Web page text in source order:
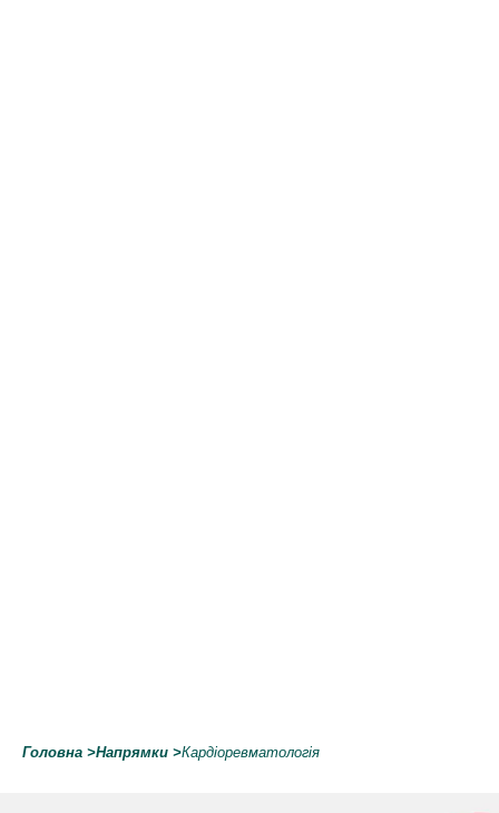
Головна >Напрямки >Кардіоревматологія